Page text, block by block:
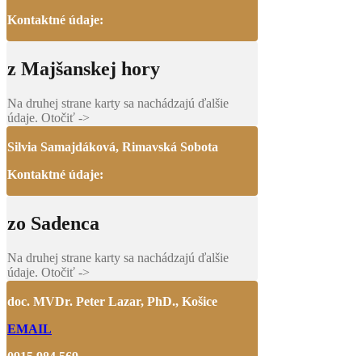
Kontaktné údaje:
z Majšanskej hory
Na druhej strane karty sa nachádzajú ďalšie
údaje. Otočiť ->
Silvia Samajdáková, Rimavská Sobota
Kontaktné údaje:
zo Sadenca
Na druhej strane karty sa nachádzajú ďalšie
údaje. Otočiť ->
doc. MVDr. Peter Lazar, PhD., Košice
EMAIL